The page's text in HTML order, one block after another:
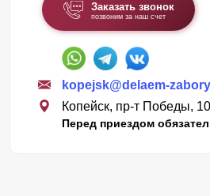
Заказать звонок
позвоним за наш счет
kopejsk@delaem-
Копейск, пр-т Победы, 10
Перед приездом